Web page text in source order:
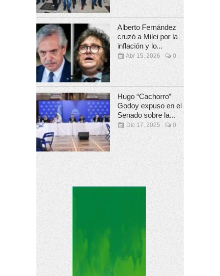
Alberto Fernández
cruzó a Milei por la
inflación y lo...
Abr 15, 2026 0
Hugo “Cachorro”
Godoy expuso en el
Senado sobre la...
Dic 17, 2025 0